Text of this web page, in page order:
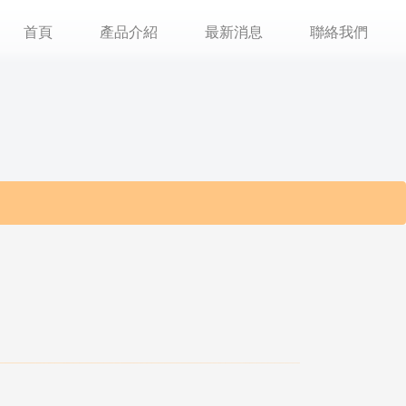
首頁 產品介紹 最新消息 聯絡我們